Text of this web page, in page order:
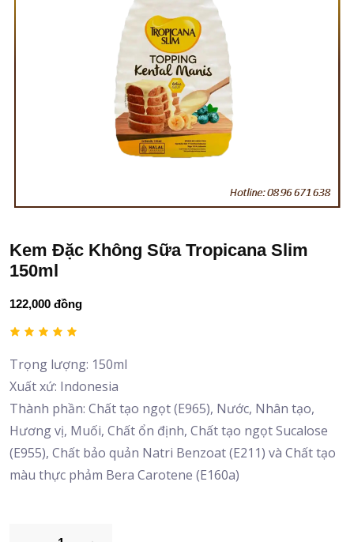
Kem Đặc Không Sữa Tropicana Slim
150ml
122,000 đồng
Trọng lượng: 150ml
Xuất xứ: Indonesia
Thành phần: Chất tạo ngọt (E965), Nước, Nhân tạo,
Hương vị, Muối, Chất ổn định, Chất tạo ngọt Sucalose
(E955), Chất bảo quản Natri Benzoat (E211) và Chất tạo
màu thực phảm Bera Carotene (E160a)